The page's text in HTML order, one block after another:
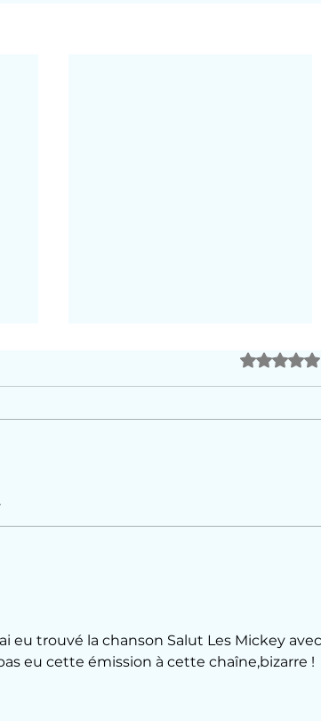
Noté 0
eu trouvé la chanson Salut Les Mickey
eu cette émission à cette chaîne,bizarre !